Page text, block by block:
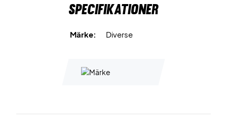
Specifikationer
Märke: Diverse